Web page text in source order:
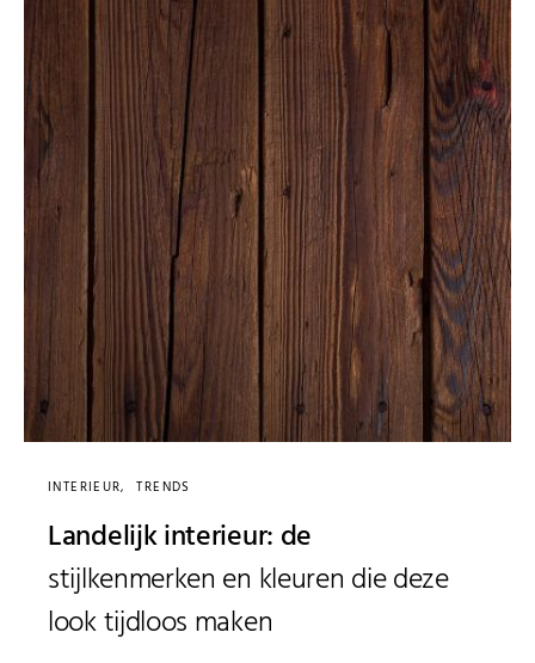
INTERIEUR TRENDS
Landelijk interieur: de
stijlkenmerken en kleuren die deze
look tijdloos maken